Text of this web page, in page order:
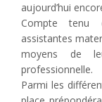
aujourd’hui
Compte tenu
assistantes
moyens de
professionnelle.
Parmi les